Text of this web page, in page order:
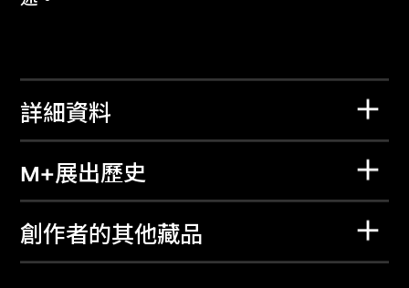
詳細資料
M+展出歷史
創作者的其他藏品